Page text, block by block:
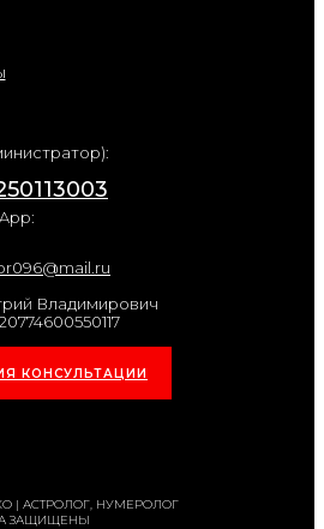
Владимирович
КОНСУЛЬТАЦИИ
| АСТРОЛОГ, НУМЕРОЛОГ
ЗАЩИЩЕНЫ